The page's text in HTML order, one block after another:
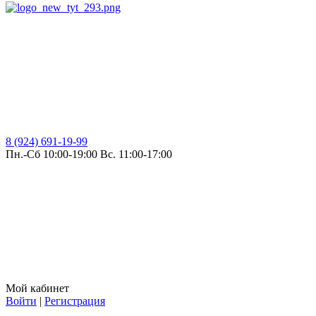
8 (924) 691-19-99
Пн.-Сб 10:00-19:00 Вс. 11:00-17:00
Мой кабинет
Войти | Регистрация